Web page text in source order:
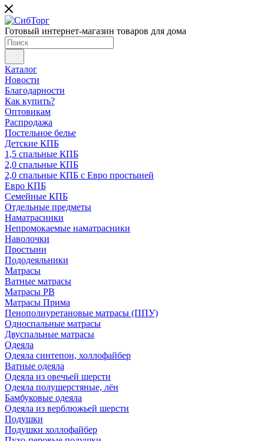
Готовый интернет-магазин товаров для дома
Каталог
Новости
Благодарности
Как купить?
Оптовикам
Распродажа
Постельное белье
Детские КПБ
1,5 спальные КПБ
2,0 спальные КПБ
2,0 спальные КПБ с Евро простыней
Евро КПБ
Семейные КПБ
Отдельные предметы
Наматрасники
Непромокаемые наматрасники
Наволочки
Простыни
Пододеяльники
Матрасы
Ватные матрасы
Матрасы РВ
Матрасы Прима
Пенополиуретановые матрасы (ППУ)
Односпальные матрасы
Двуспальные матрасы
Одеяла
Одеяла синтепон, холлофайбер
Ватные одеяла
Одеяла из овечьей шерсти
Одеяла полушерстяные, лён
Бамбуковые одеяла
Одеяла из верблюжьей шерсти
Подушки
Подушки холлофайбер